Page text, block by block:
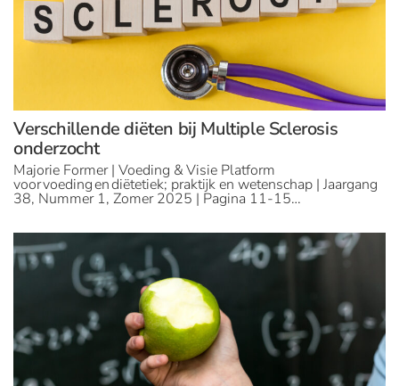
Verschillende diëten bij Multiple Sclerosis
onderzocht
Majorie Former | Voeding & Visie Platform
voor voeding en diëtetiek; praktijk en wetenschap | Jaargang
38, Nummer 1, Zomer 2025 | Pagina 11-15…